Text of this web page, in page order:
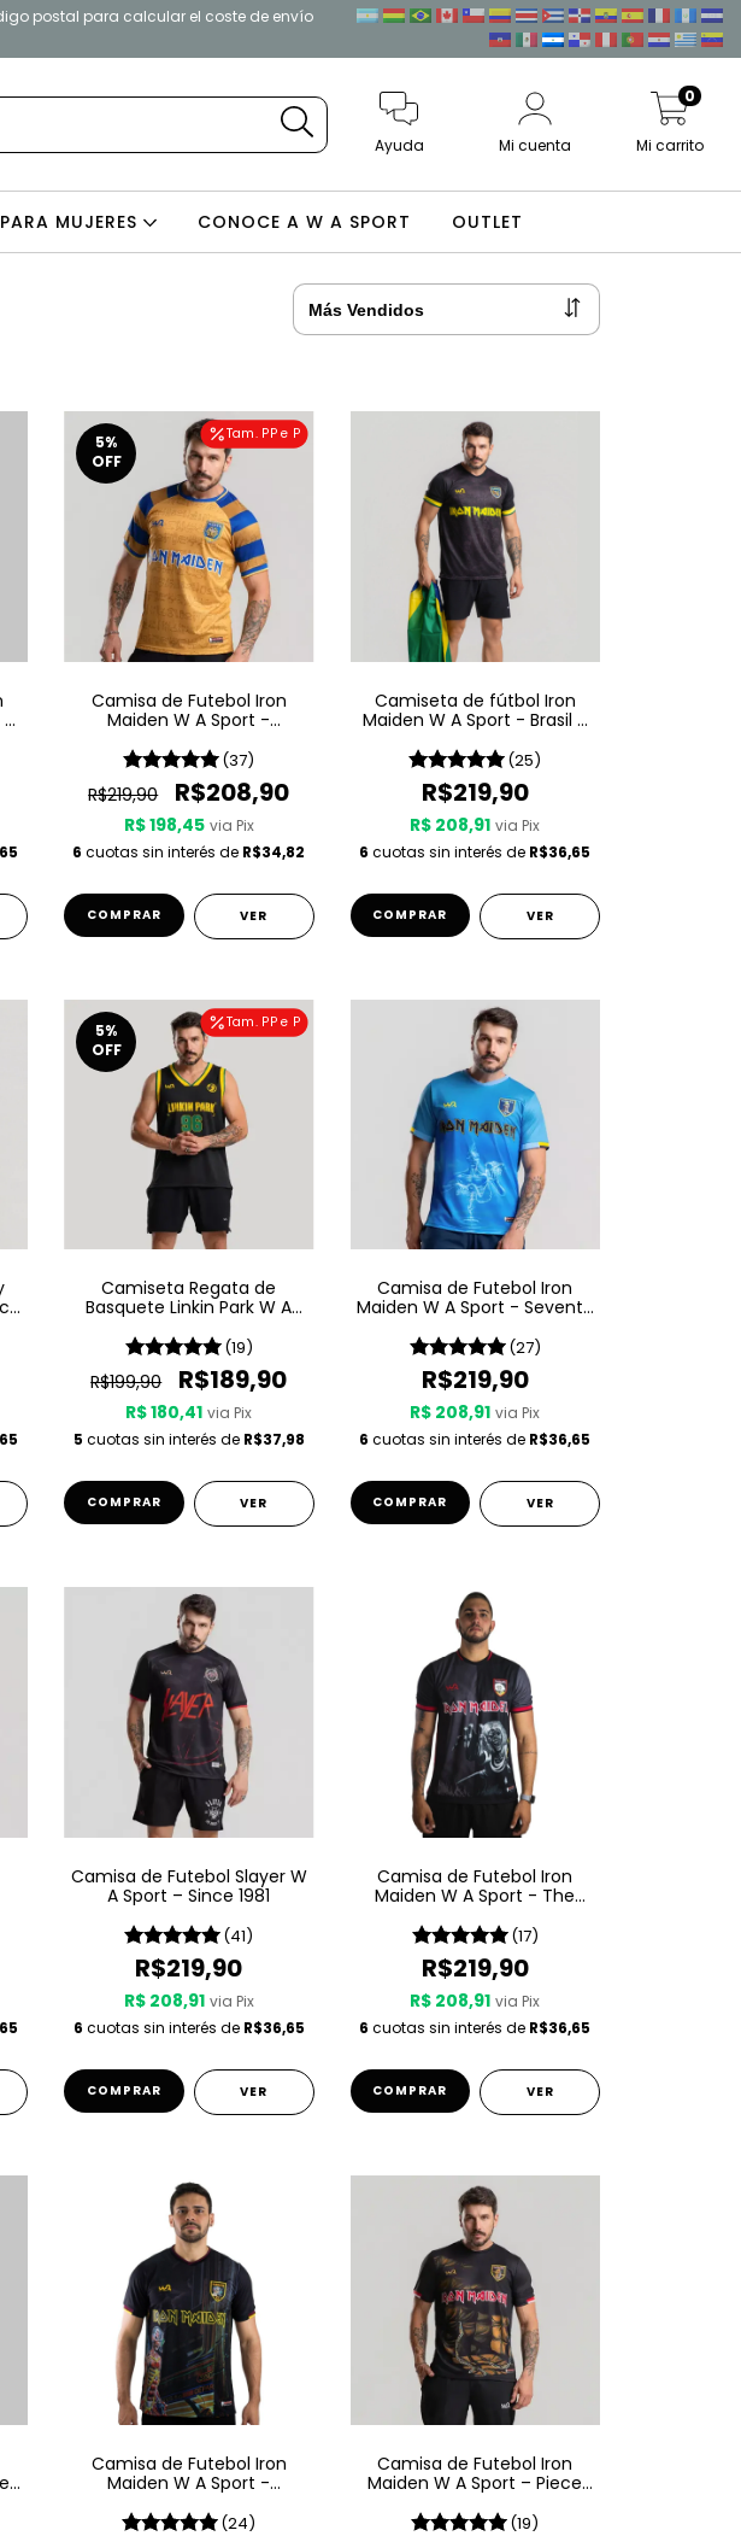
postal para calcular el coste de envío
Ayuda Mi cuenta Mi carrito
0
PARA MUJERES CONOCE A W A SPORT OUTLET
-
Tam. PP e P
5%
OFF
Camisa de Futebol Iron
Maiden W A Sport -
(37)
R$219,90 R$208,90
R$ 198,45 via Pix
6 cuotas sin interés de R$34,82
COMPRAR VER
Camiseta de fútbol Iron
Maiden W A Sport - Brasil -
(25)
R$219,90
R$ 208,91 via Pix
6 cuotas sin interés de R$36,65
COMPRAR VER
Tam. PP e P
5%
OFF
Camiseta Regata de
Basquete Linkin Park W A
(19)
R$199,90 R$189,90
R$ 180,41 via Pix
5 cuotas sin interés de R$37,98
COMPRAR VER
Camisa de Futebol Iron
Maiden W A Sport - Seventh
(27)
R$219,90
R$ 208,91 via Pix
6 cuotas sin interés de R$36,65
COMPRAR VER
Camisa de Futebol Slayer W
A Sport – Since 1981
(41)
R$219,90
R$ 208,91 via Pix
6 cuotas sin interés de R$36,65
COMPRAR VER
Camisa de Futebol Iron
Maiden W A Sport - The
(17)
R$219,90
R$ 208,91 via Pix
6 cuotas sin interés de R$36,65
COMPRAR VER
Camisa de Futebol Iron
Maiden W A Sport -
(24)
Camisa de Futebol Iron
Maiden W A Sport – Piece
(19)